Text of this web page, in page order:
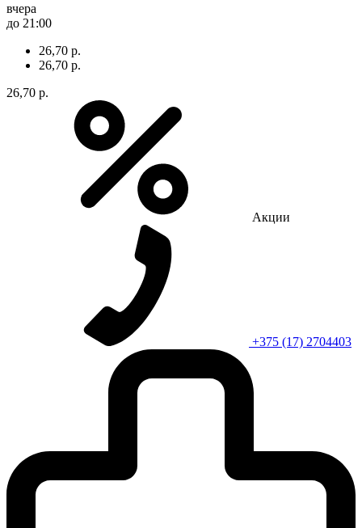
вчера
до 21:00
26,70 р.
26,70 р.
26,70 р.
Акции
+375 (17) 2704403